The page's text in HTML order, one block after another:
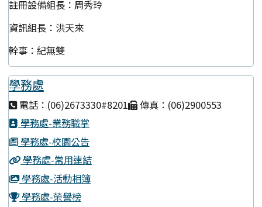
註冊設備組長：周秀玲
資訊組長：洪天來
幹事：紀無雙
學務處
電話：(06)2673330#8201
傳真：(06)2900553
學務處-業務職掌
學務處-校園公告
學務處-常用連結
學務處-活動相簿
學務處-榮譽榜